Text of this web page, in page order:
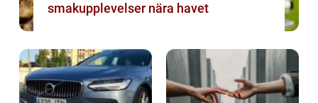
smakupplevelser nära havet